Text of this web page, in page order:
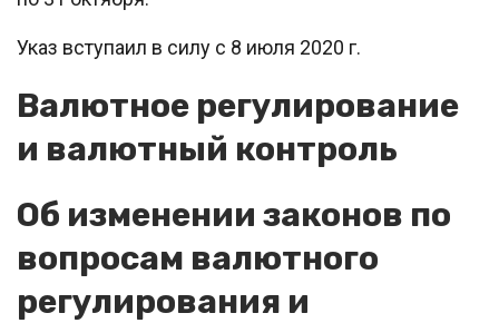
Указ вступаил в силу с 8 июля 2020 г.
Валютное регулирование
и валютный контроль
Об изменении законов по
вопросам валютного
регулирования и